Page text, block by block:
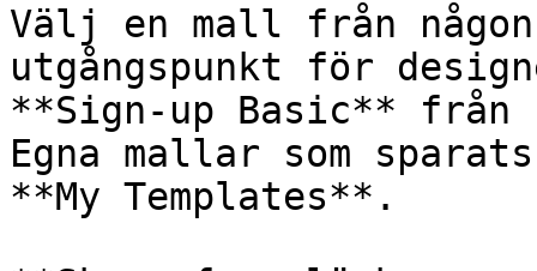
Välj en mall från
utgångspunkt för
**Sign-up Basic** från
Egna mallar som
**My Templates**.